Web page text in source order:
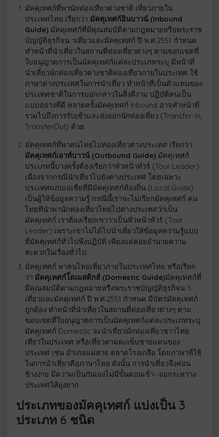
มัคคุเทศก์ที่พานักท่องเที่ยวต่างชาติ เที่ยวภายใน
ประเทศไทย เรียกว่า มัคคุเทศก์อินบาวน์ (Inbound
Guide) มัคคุเทศก์ที่มีคุณสมบัติตามกฎหมายหรือพระราช
บัญญัติธุรกิจน าเที่ยวและมัคคุเทศก์ ปี พ.ศ.2551 กำหนด
ทำหน้าที่นำเที่ยวในสถานที่ท่องเที่ยวต่างๆ ตามขอบเขตที่
ใบอนุญาตการเป็นมัคคุเทศก์แต่ละประเภทระบุ มีหน้าที่
นำเที่ยวนักท่องเที่ยวต่างชาติท่องเที่ยวภายในประเทศ ใช้
ภาษาต่างประเทศในการนำเที่ยว ทำหน้าที่เป็นตัวแทนของ
ประเทศชาติในการบอกกล่าวในสิ่งดีงาม ปฏิบัติตนเป็น
แบบอย่างที่ดี หลายครั้งมัคคุเทศก์ Inbound อาจทำหน้าที่
รวมไปถึงการรับเข้าและส่งออกนักท่องเที่ยว (Transfer-In,
TransferOut) ด้วย
มัคคุเทศก์ที่พาคนไทยไปท่องเที่ยวต่างประเทศ เรียกว่า
มัคคุเทศก์เอาท์บาวน์ (Outbound Guide) มัคคุเทศก์
ประเภทนี้บางครั้งต้องเรียกว่าหัวหน้าทัวร์ (Tour Leader)
เนื่องจากกรณีนำเที่ยวไปยังต่างประเทศ โดยเฉพาะ
ประเทศแถบเอเชียที่มีมัคคุเทศก์ท้องถิ่น (Local Guide)
เป็นผู้ให้ข้อมูลความรู้ กรณีนี้เราจะไม่เรียกมัคคุเทศก์ คน
ไทยที่นำพานักท่องเที่ยวไทยไปต่างประเทศว่าเป็น
มัคคุเทศก์ เราต้องเรียกเขาว่าเป็นหัวหน้าทัวร์ (Tour
Leader) เพราะเขาไม่ได้ไปนำเที่ยวให้ข้อมูลความรู้แบบ
ที่มัคคุเทศก์ทั่วไปพึงปฏิบัติ เพียงแต่คอยอำนวยความ
สะดวกในเรื่องทั่วไป
มัคคุเทศก์ พาคนไทยเที่ยวภายในประเทศไทย หรือเรียก
ว่า มัคคุเทศก์โ์ดเมสติกส์ (Domestic Guide)มัคคุเทศก์ที่
มีคุณสมบัติตามกฎหมายหรือพระราชบัญญัติธุรกิจน า
เที่ยวและมัคคุเทศก์ ปี พ.ศ.2551 กำหนด มีบัตรมัคคุเทศก์
ถูกต้อง ทำหน้าที่นำเที่ยวในสถานที่ท่องเที่ยวต่างๆ ตาม
ขอบเขตที่ใบอนุญาตการเป็นมัคคุเทศก์แต่ละประเภทระบุ
มัคคุเทศก์ Domestic จะนำเที่ยวนักท่องเที่ยวชาวไทย
เที่ยวในประเทศ หรือเที่ยวตามตะเข็บชายแดนของ
ประเทศ เช่น อำเภอแม่สาย ตลาดโรงเกลือ โดยภาษาที่ใช้
ในการนำเที่ยวคือภาษาไทย ดังนั้น การนำเที่ยวจึงค่อน
ข้างง่าย มีความเป็นกันเองไม่มีขั้นตอนเข้า -ออกระหว่าง
ประเทศให้ยุ่งยาก
ประเภทของมัคคุเทศก์ แบ่งเป็น 3
ประเภท 6 ชนิด